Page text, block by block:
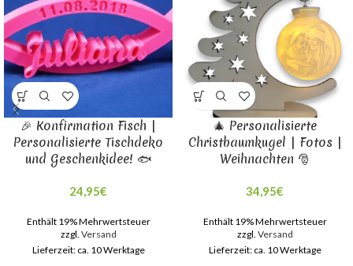
🎉 Konfirmation Fisch |
Personalisierte Tischdeko
und Geschenkidee! 🐟
24,95€
Enthält 19% Mehrwertsteuer
zzgl. Versand
Lieferzeit: ca. 10 Werktage
🎄 Personalisierte
Christbaumkugel | Fotos |
Weihnachten 🎅
34,95€
Enthält 19% Mehrwertsteuer
zzgl. Versand
Lieferzeit: ca. 10 Werktage